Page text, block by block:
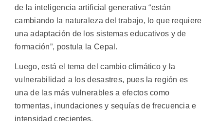
de la inteligencia artificial generativa “están
cambiando la naturaleza del trabajo, lo que requiere
una adaptación de los sistemas educativos y de
formación”, postula la Cepal.
Luego, está el tema del cambio climático y la
vulnerabilidad a los desastres, pues la región es
una de las más vulnerables a efectos como
tormentas, inundaciones y sequías de frecuencia e
intensidad crecientes.